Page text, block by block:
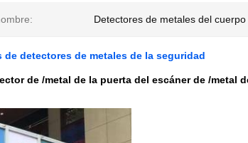
Detectores de metales del cuerpo
detectores de metales de la seguridad
de /metal de la puerta del escáner de /metal